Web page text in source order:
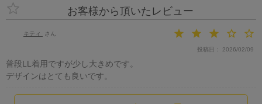
キティ
投稿日 2026/02/09
普段LL着用ですが少し大きめです。
デザインはとても良いです。